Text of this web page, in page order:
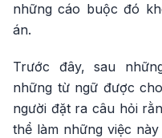
những cáo buộc đó
án.
Trước đây, sau
những từ ngữ được
người đặt ra câu hỏi
thể làm những việc